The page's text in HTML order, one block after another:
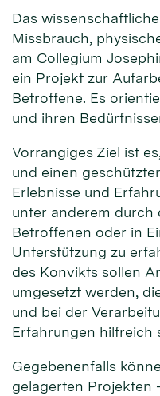
Das
Missbrauch,
am Collegium
ein Projekt zur
Betroffene. Es
und ihren
Vorrangiges Ziel ist
und einen
Erlebnisse und
unter anderem durch
Betroffenen oder in
Unterstützung zu
des Konvikts sollen
umgesetzt werden,
und bei der
Erfahrungen hilfreich
Gegebenenfalls
gelagerten Projekten